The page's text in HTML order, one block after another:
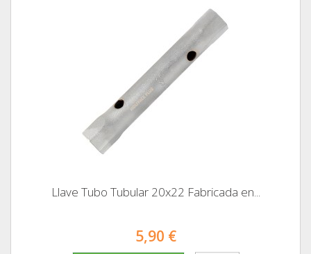
Llave Tubo Tubular 20x22 Fabricada en...
5,90 €